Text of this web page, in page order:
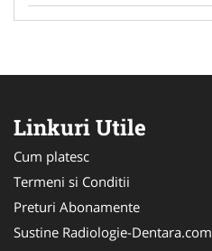
Linkuri Utile
Cum platesc
Termeni si Conditii
Preturi Abonamente
Sustine Radiologie-Dentara.com